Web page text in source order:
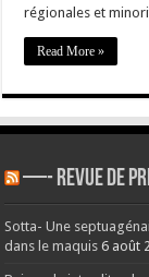
régionales et
Read More »
—- REVUE DE
Sotta- Une
dans le maquis 6 août